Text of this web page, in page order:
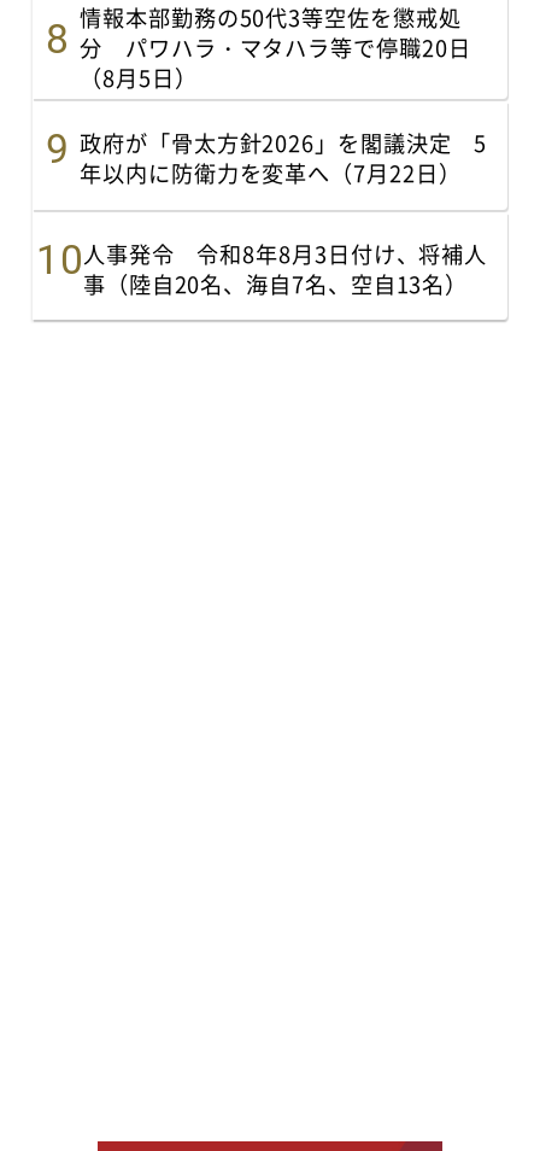
情報本部勤務の50代3等空佐を懲戒処
分 パワハラ・マタハラ等で停職20日
（8月5日）
政府が「骨太方針2026」を閣議決定 5
年以内に防衛力を変革へ（7月22日）
人事発令 令和8年8月3日付け、将補人
事（陸自20名、海自7名、空自13名）